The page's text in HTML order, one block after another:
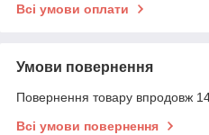
Всі умови оплати
Умови повернення
Повернення товару впродовж
Всі умови повернення